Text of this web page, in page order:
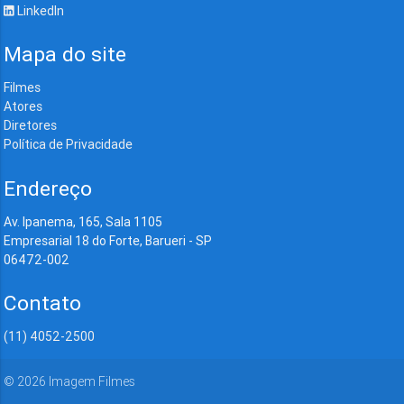
LinkedIn
Mapa do site
Filmes
Atores
Diretores
Política de Privacidade
Endereço
Av. Ipanema, 165, Sala 1105
Empresarial 18 do Forte, Barueri - SP
06472-002
Contato
(11) 4052-2500
© 2026 Imagem Filmes